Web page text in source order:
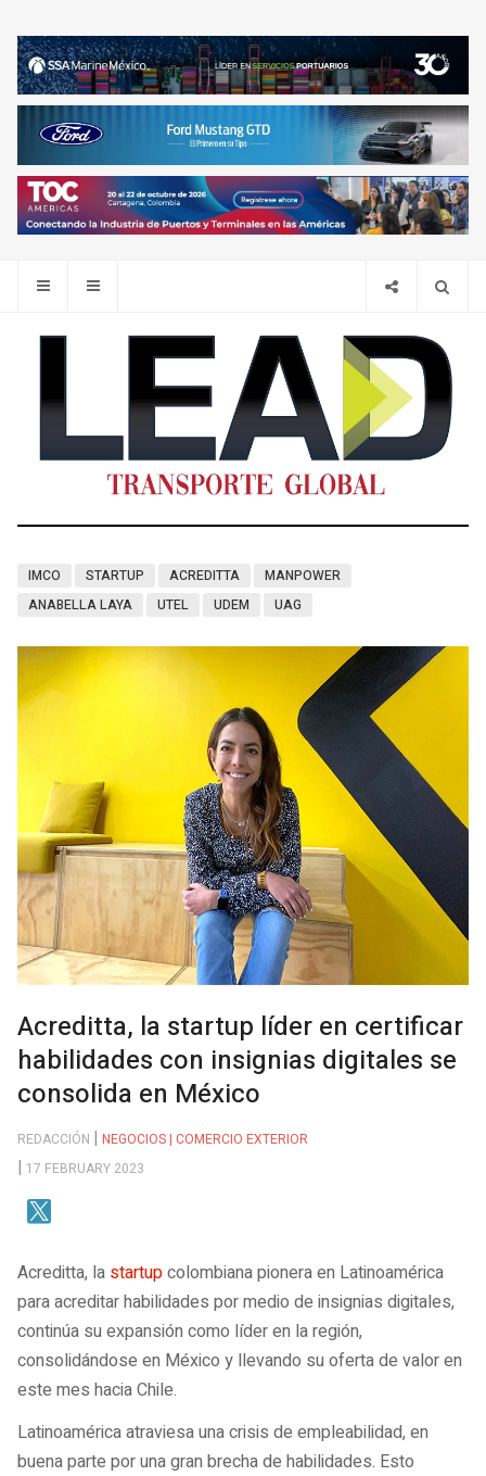
IMCO STARTUP ACREDITTA
MANPOWER
ANABELLA LAYA
UTEL UDEM UAG
Acreditta, la startup líder en certificar
habilidades con insignias digitales se
consolida en México
REDACCIÓN
NEGOCIOS | COMERCIO EXTERIOR
17 FEBRUARY 2023
Acreditta, la startupcolombiana pionera en Latinoamérica
para acreditar habilidades por medio de insignias digitales,
continúa su expansión como líder en la región,
consolidándose en México y llevando su oferta de valor en
este mes hacia Chile.
Latinoamérica atraviesa una crisis de empleabilidad, en
buena parte por una gran brecha de habilidades. Esto